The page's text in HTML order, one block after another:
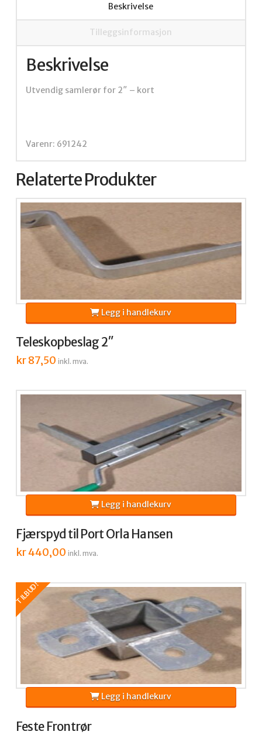
Beskrivelse
Tilleggsinformasjon
Beskrivelse
Utvendig samlerør for 2″ – kort
Varenr: 691242
Relaterte Produkter
Teleskopbeslag 2″
kr87,50 inkl. mva.
Legg i handlekurv
Fjærspyd til Port Orla Hansen
kr440,00 inkl. mva.
Legg i handlekurv
TILBUD!
Feste Frontrør
Legg i handlekurv